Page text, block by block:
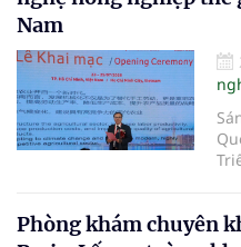
Nam
Phòng khám chuyên